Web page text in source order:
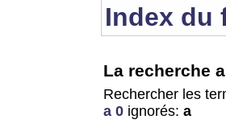
Index du
La recherche
Rechercher les
a 0 ignorés: a